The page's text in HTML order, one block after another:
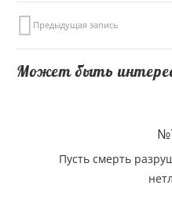
Предыдущая запись
Может быть
Пусть смерть